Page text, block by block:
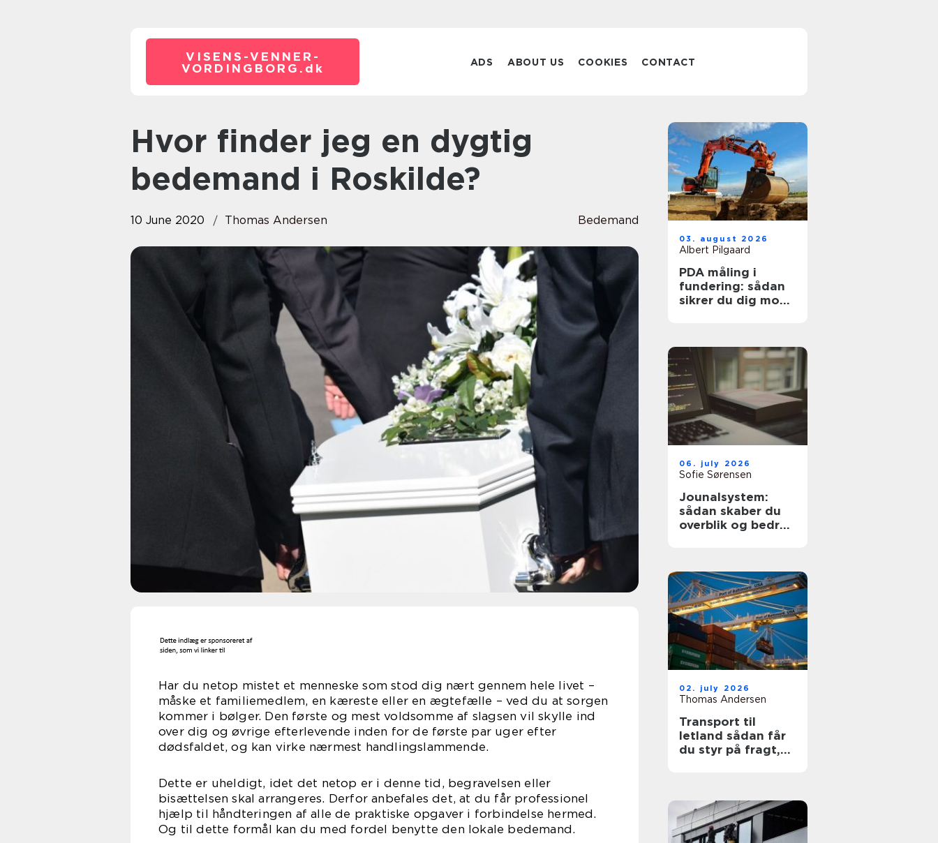
VISENS-VENNER-
VORDINGBORG. dk ADS ABOUT US COOKIES CONTACT
Hvor finder jeg en dygtig
bedemand i Roskilde?
10 June 2020 Thomas Andersen Bedemand
Har du netop mistet et menneske som stod dig nært gennem hele livet –
måske et familiemedlem, en kæreste eller en ægtefælle – ved du at sorgen
kommer i bølger. Den første og mest voldsomme af slagsen vil skylle ind
over dig og øvrige efterlevende inden for de første par uger efter
dødsfaldet, og kan virke nærmest handlingslammende.
Dette er uheldigt, idet det netop er i denne tid, begravelsen eller
bisættelsen skal arrangeres. Derfor anbefales det, at du får professionel
hjælp til håndteringen af alle de praktiske opgaver i forbindelse hermed.
Og til dette formål kan du med fordel benytte den lokale bedemand.
03. august 2026
Albert Pilgaard
PDA måling i
fundering: sådan
sikrer du dig mod
06. july 2026
Sofie Sørensen
Jounalsystem:
sådan skaber du
overblik og bedre
02. july 2026
Thomas Andersen
Transport til
letland sådan får
du styr på fragt,